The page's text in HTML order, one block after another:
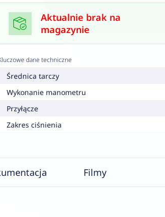
Aktualnie brak na
magazynie
dane techniczne
Średnica tarczy
Wykonanie manometru
Przyłącze
Zakres ciśnienia
Filmy